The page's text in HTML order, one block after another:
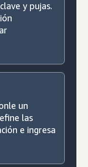
y pujas.
un
las
e ingresa